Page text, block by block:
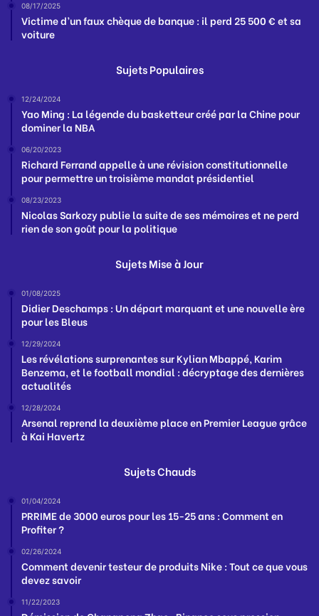
08/17/2025
Victime d’un faux chèque de banque : il perd 25 500 € et sa
voiture
Sujets Populaires
12/24/2024
Yao Ming : La légende du basketteur créé par la Chine pour
dominer la NBA
06/20/2023
Richard Ferrand appelle à une révision constitutionnelle
pour permettre un troisième mandat présidentiel
08/23/2023
Nicolas Sarkozy publie la suite de ses mémoires et ne perd
rien de son goût pour la politique
Sujets Mise à Jour
01/08/2025
Didier Deschamps : Un départ marquant et une nouvelle ère
pour les Bleus
12/29/2024
Les révélations surprenantes sur Kylian Mbappé, Karim
Benzema, et le football mondial : décryptage des dernières
actualités
12/28/2024
Arsenal reprend la deuxième place en Premier League grâce
à Kai Havertz
Sujets Chauds
01/04/2024
PRRIME de 3000 euros pour les 15-25 ans : Comment en
Profiter ?
02/26/2024
Comment devenir testeur de produits Nike : Tout ce que vous
devez savoir
11/22/2023